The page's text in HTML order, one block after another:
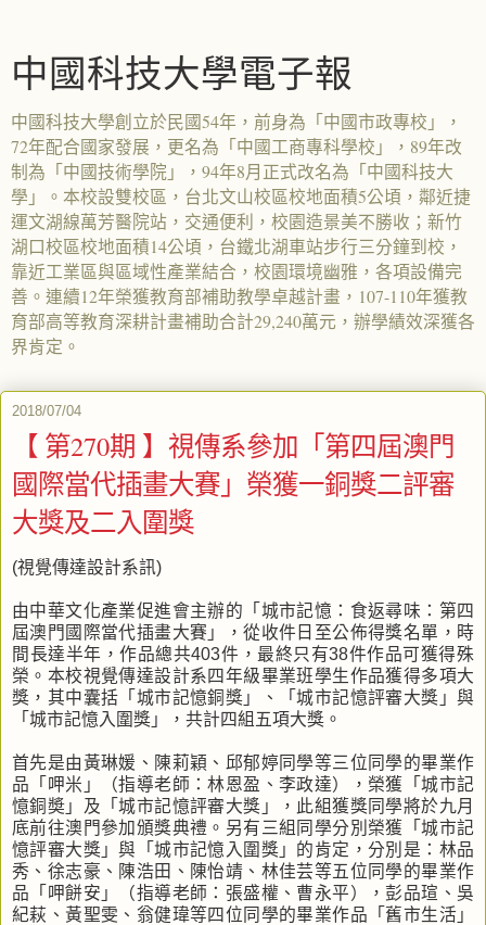
中國科技大學電子報
中國科技大學創立於民國54年，前身為「中國市政專校」，
72年配合國家發展，更名為「中國工商專科學校」，89年改
制為「中國技術學院」，94年8月正式改名為「中國科技大
學」。本校設雙校區，台北文山校區校地面積5公頃，鄰近捷
運文湖線萬芳醫院站，交通便利，校園造景美不勝收；新竹
湖口校區校地面積14公頃，台鐵北湖車站步行三分鐘到校，
靠近工業區與區域性產業結合，校園環境幽雅，各項設備完
善。連續12年榮獲教育部補助教學卓越計畫，107-110年獲教
育部高等教育深耕計畫補助合計29,240萬元，辦學績效深獲各
界肯定。
2018/07/04
【 第270期 】視傳系參加「第四屆澳門
國際當代插畫大賽」榮獲一銅獎二評審
大獎及二入圍獎
(視覺傳達設計系訊)
由中華文化產業促進會主辦的「城市記憶：食返尋味：第四
屆澳門國際當代插畫大賽」，從收件日至公佈得獎名單，時
間長達半年，作品總共403件，最終只有38件作品可獲得殊
榮。本校視覺傳達設計系四年級畢業班學生作品獲得多項大
獎，其中囊括「城市記憶銅獎」、「城市記憶評審大獎」與
「城市記憶入圍獎」，共計四組五項大獎。
首先是由黃琳媛、陳莉穎、邱郁婷同學等三位同學的畢業作
品「呷米」（指導老師：林恩盈、李政達），榮獲「城市記
憶銅奬」及「城市記憶評審大獎」，此組獲獎同學將於九月
底前往澳門參加頒獎典禮。另有三組同學分別榮獲「城市記
憶評審大獎」與「城市記憶入圍獎」的肯定，分別是：林品
秀、徐志豪、陳浩田、陳怡靖、林佳芸等五位同學的畢業作
品「呷餅安」（指導老師：張盛權、曹永平），彭品瑄、吳
紀萩、黃聖雯、翁健瑋等四位同學的畢業作品「舊市生活」